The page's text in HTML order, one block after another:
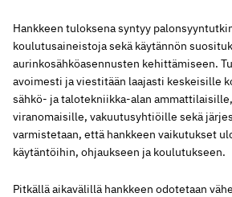
Hankkeen tuloksena syntyy
koulutusaineistoja sekä käytännön
aurinkosähköasennusten kehittämiseen.
avoimesti ja viestitään laajasti keskeisille
sähkö- ja talotekniikka-alan
viranomaisille, vakuutusyhtiöille sekä
varmistetaan, että hankkeen vaikutukset
käytäntöihin, ohjaukseen ja koulutukseen.
Pitkällä aikavälillä hankkeen odotetaan